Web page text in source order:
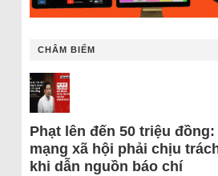
CHÂM BIẾM
Phạt lên đến 50 triệu
mạng xã hội phải chịu
khi dẫn nguồn báo chí